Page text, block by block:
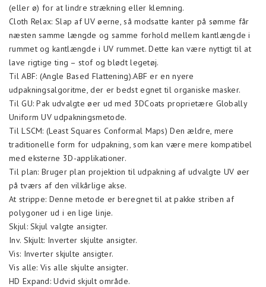
(eller ø) for at lindre strækning eller klemning.
Cloth Relax: Slap af UV øerne, så modsatte kanter på sømme får
næsten samme længde og samme forhold mellem kantlængde i
rummet og kantlængde i UV rummet. Dette kan være nyttigt til at
lave rigtige ting – stof og blødt legetøj.
Til ABF: (Angle Based Flattening).ABF er en nyere
udpakningsalgoritme, der er bedst egnet til organiske masker.
Til GU: Pak udvalgte øer ud med 3DCoats proprietære Globally
Uniform UV udpakningsmetode.
Til LSCM: (Least Squares Conformal Maps) Den ældre, mere
traditionelle form for udpakning, som kan være mere kompatibel
med eksterne 3D-applikationer.
Til plan: Bruger plan projektion til udpakning af udvalgte UV øer
på tværs af den vilkårlige akse.
At strippe: Denne metode er beregnet til at pakke striben af
polygoner ud i en lige linje.
Skjul: Skjul valgte ansigter.
Inv. Skjult: Inverter skjulte ansigter.
Vis: Inverter skjulte ansigter.
Vis alle: Vis alle skjulte ansigter.
HD Expand: Udvid skjult område.